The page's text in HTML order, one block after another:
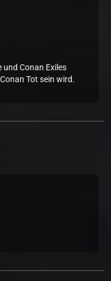
und Conan Exiles
Tot sein wird.